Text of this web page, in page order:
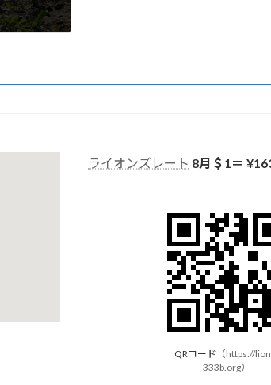
ライオンズレート 8月＄1＝ ¥
QRコード （https://
333b.org）